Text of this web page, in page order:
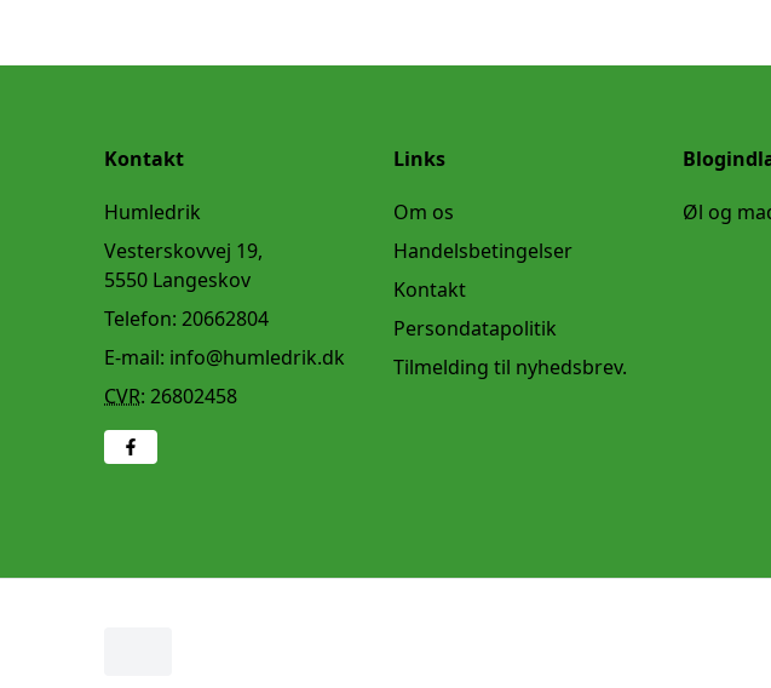
Kontakt
Humledrik
Vesterskovvej 19,
5550 Langeskov
Telefon: 20662804
E-mail: info@humledrik.dk
CVR: 26802458
Links
Om os
Handelsbetingelser
Kontakt
Persondatapolitik
Tilmelding til nyhedsbrev.
Øl og